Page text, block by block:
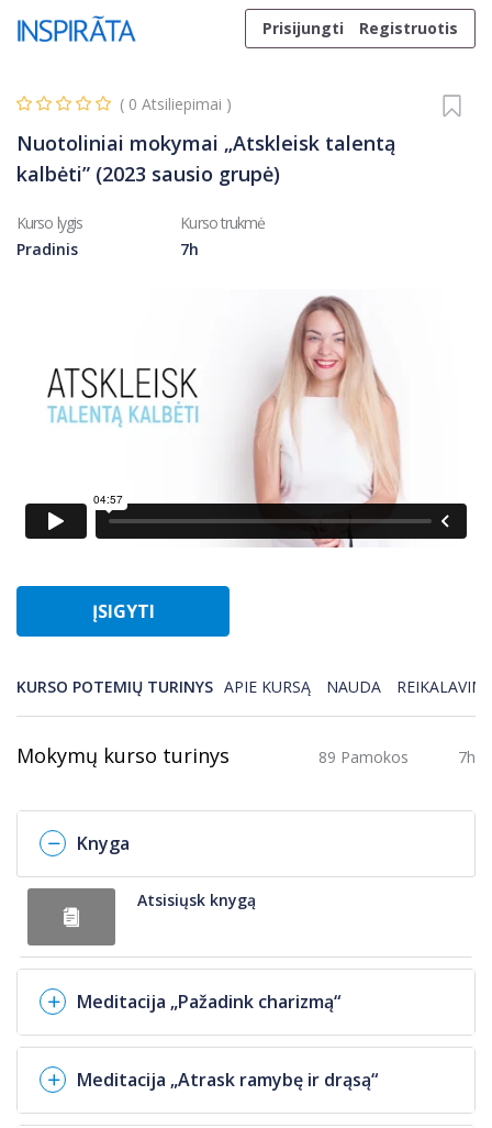
Skip to content
Prisijungti
Registruotis
( 0 Atsiliepimai )
Nuotoliniai mokymai „Atskleisk talentą
kalbėti” (2023 sausio grupė)
Kurso lygis
Pradinis
Kurso trukmė
7h
ĮSIGYTI
KURSO POTEMIŲ TURINYS APIE KURSĄ NAUDA
Mokymų kurso turinys 89 Pamokos 7h
Knyga
Atsisiųsk knygą
Meditacija „Pažadink charizmą“
Meditacija „Atrask ramybę ir drąsą“